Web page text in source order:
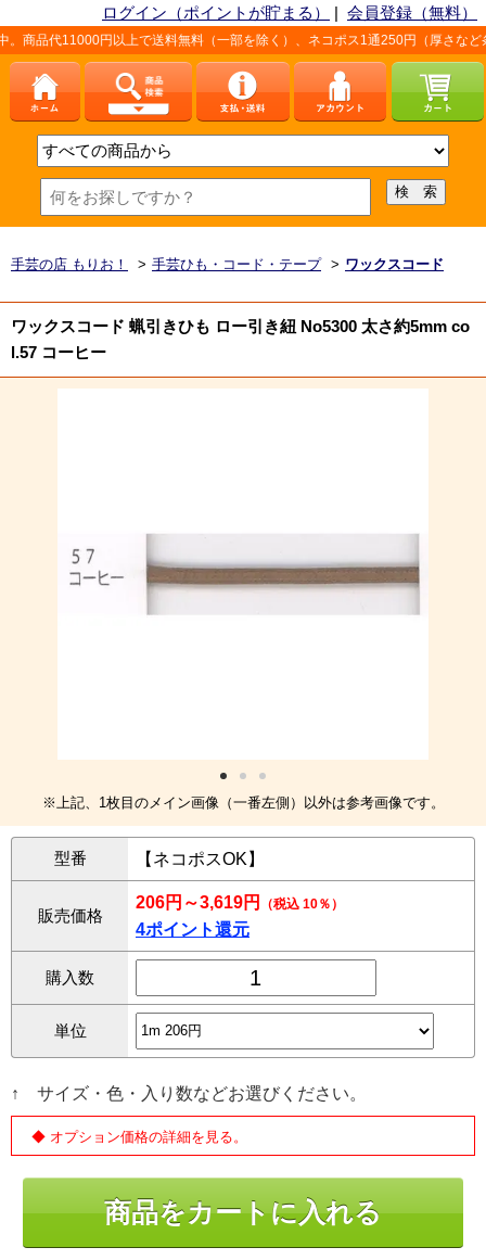
ログイン（ポイントが貯まる） | 会員登録（無料）
円以上で送料無料（一部を除く）、ネコポス1通250円（厚さなど条件あり）
手芸の店 もりお！ > 手芸ひも・コード・テープ > ワックスコード
ワックスコード 蝋引きひも ロー引き紐 No5300 太さ約5mm co
l.57 コーヒー
※上記、1枚目のメイン画像（一番左側）以外は参考画像です。
型番 【ネコポスOK】
販売価格
206円～3,619円 （税込 10％）
4ポイント還元
購入数
単位
↑ サイズ・色・入り数などお選びください。
◆ オプション価格の詳細を見る。